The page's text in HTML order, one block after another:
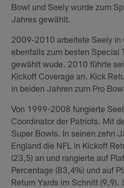
Bowl und Seely wurde zum
Jahres gewählt.
2009-2010 arbeitete Seely in
ebenfalls zum besten Special
gewählt wude. 2010 führte
Kickoff Coverage an. Kick
in beiden Jahren zum Pro
Von 1999-2008 fungierte
Coordinator der Patriots. Mit
Super Bowls. In seinen zehn
England die NFL in Kickoff
(23,5) an und rangierte auf
Percentage (83,4%) und auf
Return Yards im Schnitt (9,9).